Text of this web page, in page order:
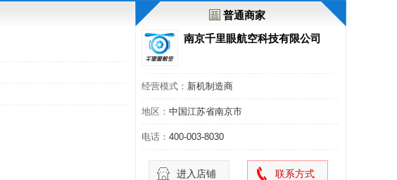
普通商家
南京千里眼航空科技有限公司
经营模式： 新机制造商
地区： 中国江苏省南京市
电话： 400-003-8030
进入店铺 联系方式